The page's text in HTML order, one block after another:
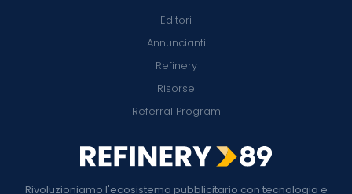
Rivoluzioniamo l'ecosistema pubblicitario con tecnologia e
Editori
Annuncianti
Refinery
Risorse
Referral Program